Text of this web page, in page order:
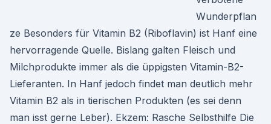
Wunderpflan
ze Besonders für Vitamin B2 (Riboflavin) ist Hanf eine
hervorragende Quelle. Bislang galten Fleisch und
Milchprodukte immer als die üppigsten Vitamin-B2-
Lieferanten. In Hanf jedoch findet man deutlich mehr
Vitamin B2 als in tierischen Produkten (es sei denn
man isst gerne Leber). Ekzem: Rasche Selbsthilfe Die